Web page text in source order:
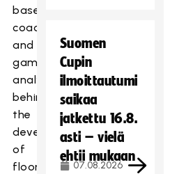
based
coaching
and
game
analysis
behind
the
development
of
floorball.
Suomen
Cupin
ilmoittautumi
saikaa
jatkettu 16.8.
asti – vielä
ehtii mukaan
07.08.2026